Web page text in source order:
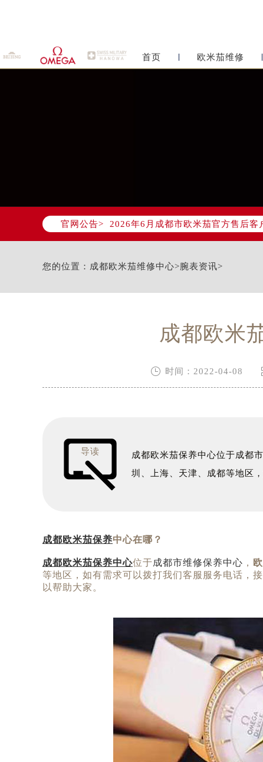
首页 欧米茄维修
官网公告>
2026年6月成都市欧米茄官方售后
2026年6月欧米茄售后服务中心最新
成都市锦江区人民东路6号SAC东原
节假日正常营业！
您的位置： 成都欧米茄维修中心>腕表资讯>
成都欧米
 时间：2022-04-08
导读
成都欧米茄保养中心位于成都
圳、上海、天津、成都等地区
成都欧米茄保养中心在哪？
成都欧米茄保养中心位于成都市维修保养中心 ，
等地区，如有需求可以拨打我们客服服务电话，
以帮助大家。